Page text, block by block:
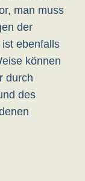
man muss
der
ist ebenfalls
können
durch
des